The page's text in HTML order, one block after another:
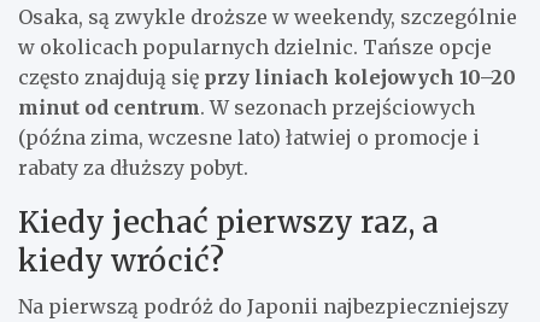
Osaka, są zwykle droższe w weekendy, szczególnie
w okolicach popularnych dzielnic. Tańsze opcje
często znajdują się przy liniach kolejowych 10–20
minut od centrum. W sezonach przejściowych
(późna zima, wczesne lato) łatwiej o promocje i
rabaty za dłuższy pobyt.
Kiedy jechać pierwszy raz, a
kiedy wrócić?
Na pierwszą podróż do Japonii najbezpieczniejszy